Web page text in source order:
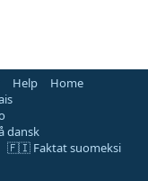
Help
Home
dansk
🇫🇮 Faktat suomeksi